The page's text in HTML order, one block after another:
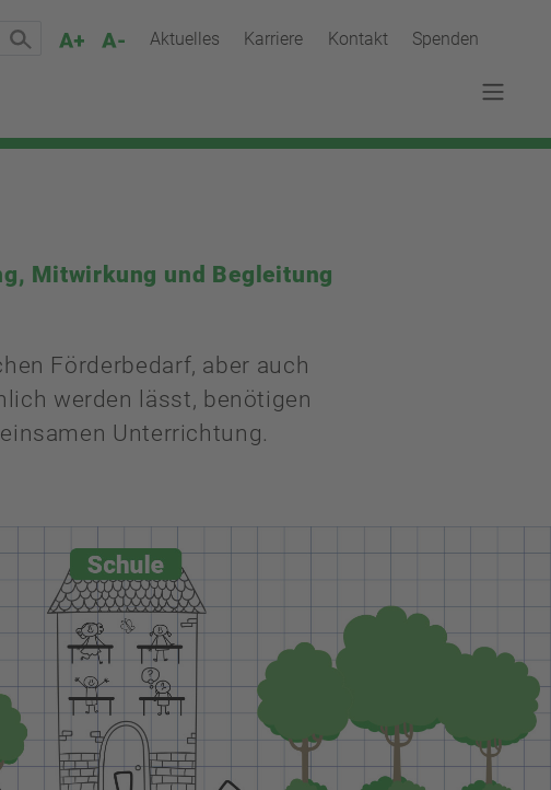
Aktuelles Karriere Kontakt Spenden
Mitwirkung und Begleitung
Förderbedarf, aber auch
werden lässt, benötigen
Unterrichtung.